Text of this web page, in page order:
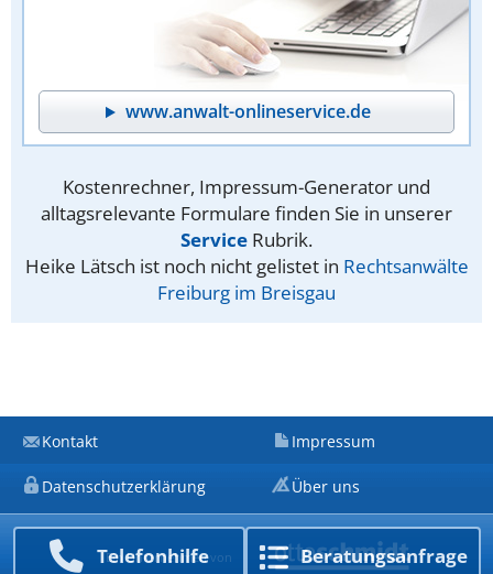
www.anwalt-onlineservice.de
Kostenrechner, Impressum-Generator und
alltagsrelevante Formulare finden Sie in unserer
Service Rubrik.
Heike Lätsch ist noch nicht gelistet in Rechtsanwälte
Freiburg im Breisgau
Telefon­hilfe Beratungs­anfrage
Kontakt Impressum
Datenschutzerklärung Über uns
Ein Unternehmen von